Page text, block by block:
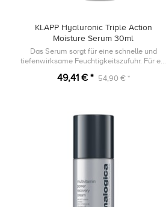
KLAPP Hyaluronic Triple Action
Moisture Serum 30ml
Das Serum sorgt für eine schnelle und
tiefenwirksame Feuchtigkeitszufuhr. Für ein
natürlichen Glow.
49,41 € * 54,90 € *